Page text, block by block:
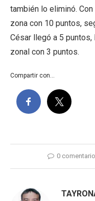
también lo eliminó.
zona con 10 puntos,
César llegó a 5 puntos,
zonal con 3 puntos.
Compartir con...
0